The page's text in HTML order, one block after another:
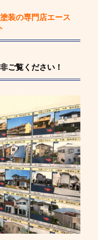
装の専門店エース
ご覧ください！